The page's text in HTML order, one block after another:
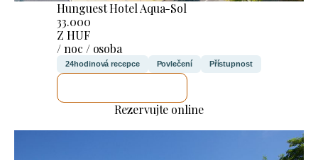
Hunguest Hotel Aqua-Sol
33.000
Z HUF
/ noc / osoba
24hodinová recepce Povlečení Přístupnost
Rezervujte online